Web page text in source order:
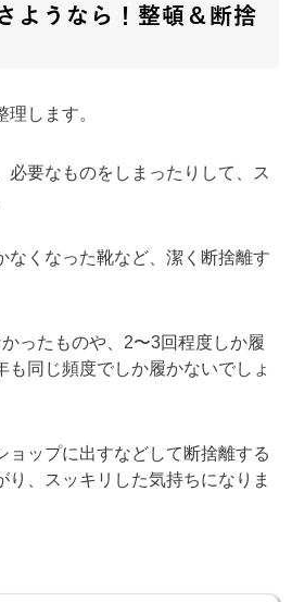
ようなら！整頓＆ 断捨
します。
必要なものをしまったりして、ス
なくなった靴など、潔く断捨離す
ったものや、2〜3回程度しか履
も同じ頻度でしか履かないでしょ
ョップに出すなどして断捨離する
り、スッキリした気持ちになりま